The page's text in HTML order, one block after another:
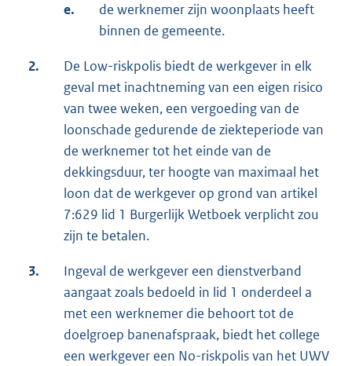
e.
de werknemer zijn woonplaats heeft
binnen de gemeente.
2.
De Low-riskpolis biedt de werkgever in elk
geval met inachtneming van een eigen risico
van twee weken, een vergoeding van de
loonschade gedurende de ziekteperiode van
de werknemer tot het einde van de
dekkingsduur, ter hoogte van maximaal het
loon dat de werkgever op grond van artikel
7:629 lid 1 Burgerlijk Wetboek verplicht zou
zijn te betalen.
3.
Ingeval de werkgever een dienstverband
aangaat zoals bedoeld in lid 1 onderdeel a
met een werknemer die behoort tot de
doelgroep banenafspraak, biedt het college
een werkgever een No-riskpolis van het UWV